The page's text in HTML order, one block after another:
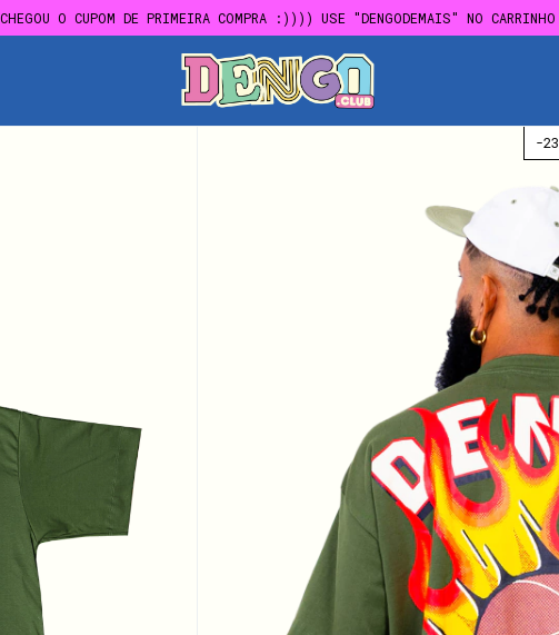
CHEGOU O CUPOM DE PRIMEIRA COMPRA :)))) USE "DENGODEMAIS" NO CARRINHO
FRETE GRÁTIS EM COMPRAS ACIMA DE R$300,00
-23